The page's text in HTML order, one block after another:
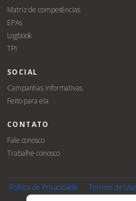
Matriz de competências
EPAs
Logbook
TPI
SOCIAL
Campanhas informativas
Feito para ela
CONTATO
Fale conosco
Trabalhe conosco
Política de Privacidade Termos de Uso